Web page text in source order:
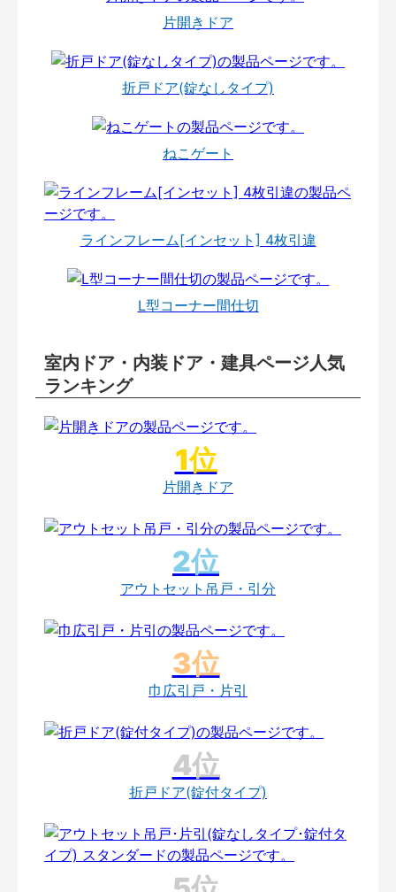
片開きドア
折戸ドア(錠なしタイプ)
ねこゲート
ラインフレーム[インセット] 4枚引違
L型コーナー間仕切
室内ドア・内装ドア・建具ページ人気
ランキング
片開きドア
アウトセット吊戸・引分
巾広引戸・片引
折戸ドア(錠付タイプ)